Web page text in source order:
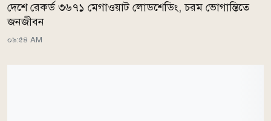
দেশে রেকর্ড ৩৬৭১ মেগাওয়াট লোডশেডিং, চরম ভোগান্তিতে
জনজীবন
০৯:৫৪ AM